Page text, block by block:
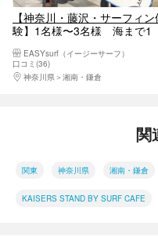
【神奈川・藤沢・サーフィン
験】1名様〜3名様 海まで1
安心！少人数制のサーフィン体
験！楽しめるサーフィンスクー
ル！
EASYsurf（イージーサーフ）
口コミ(36)
神奈川県
湘南・鎌倉
関
関東 神奈川県 湘南・鎌倉
KAISERS STAND BY SURF CAFE